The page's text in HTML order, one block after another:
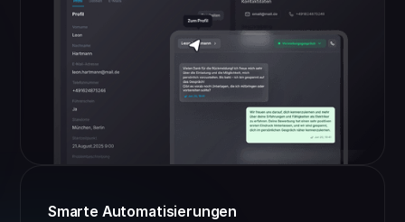
Smarte Automatisierungen